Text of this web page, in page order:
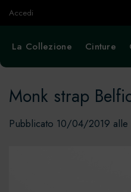
SaltaAccedi
La Collezione Cinture
Monk strap
Pubblicato 10/04/2019 alle